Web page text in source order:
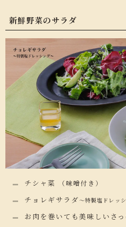
新鮮野菜のサラダ
チシャ菜 （味噌付き）
チョレギサラダ～特製塩ドレッ
お肉を巻いても美味しいさ